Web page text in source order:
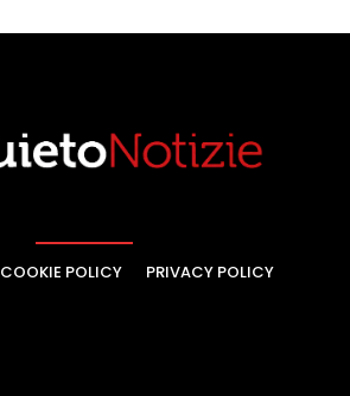
COOKIE POLICY PRIVACY POLICY